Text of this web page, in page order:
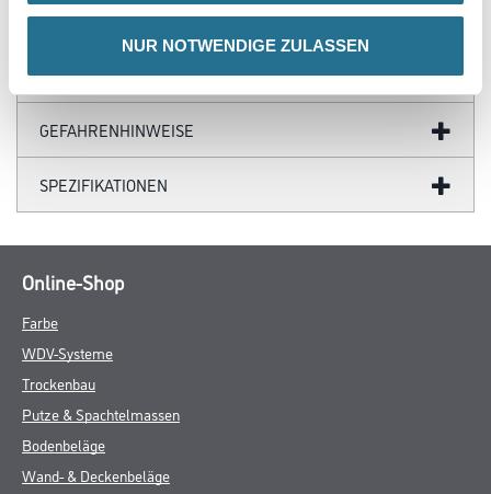
NUR NOTWENDIGE ZULASSEN
ZUSATZINFOS
GEFAHRENHINWEISE
SPEZIFIKATIONEN
Online-Shop
Farbe
WDV-Systeme
Trockenbau
Putze & Spachtelmassen
Bodenbeläge
Wand- & Deckenbeläge